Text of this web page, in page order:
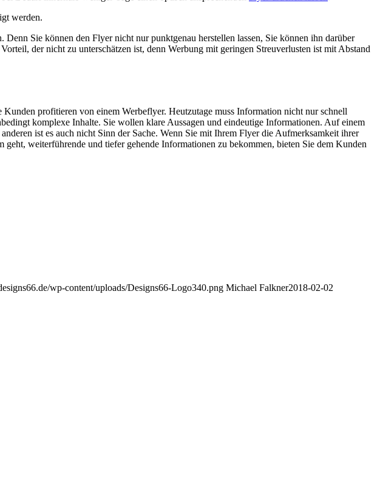
werden.
Sie können den Flyer nicht nur punktgenau herstellen lassen, Sie können ihn darüber
der nicht zu unterschätzen ist, denn Werbung mit geringen Streuverlusten ist mit Abstand
profitieren von einem Werbeflyer. Heutzutage muss Information nicht nur schnell
komplexe Inhalte. Sie wollen klare Aussagen und eindeutige Informationen. Auf einem
ist es auch nicht Sinn der Sache. Wenn Sie mit Ihrem Flyer die Aufmerksamkeit ihrer
weiterführende und tiefer gehende Informationen zu bekommen, bieten Sie dem Kunden
wp-content/uploads/Designs66-Logo340.png Michael Falkner2018-02-02